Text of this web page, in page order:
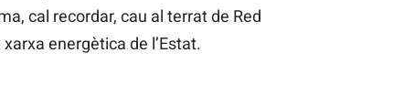
cal recordar, cau al terrat de Red
energètica de l’Estat.